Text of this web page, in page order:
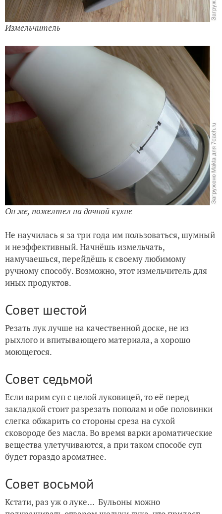
Измельчитель
Он же, пожелтел на дачной кухне
Не научилась я за три года им пользоваться, шумный
и неэффективный. Начнёшь измельчать,
намучаешься, перейдёшь к своему любимому
ручному способу. Возможно, этот измельчитель для
иных продуктов.
Совет шестой
Резать лук лучше на качественной доске, не из
рыхлого и впитывающего материала, а хорошо
моющегося.
Совет седьмой
Если варим суп с целой луковицей, то её перед
закладкой стоит разрезать пополам и обе половинки
слегка обжарить со стороны среза на сухой
сковороде без масла. Во время варки ароматические
вещества улетучиваются, а при таком способе суп
будет гораздо ароматнее.
Совет восьмой
Кстати, раз уж о луке… Бульоны можно